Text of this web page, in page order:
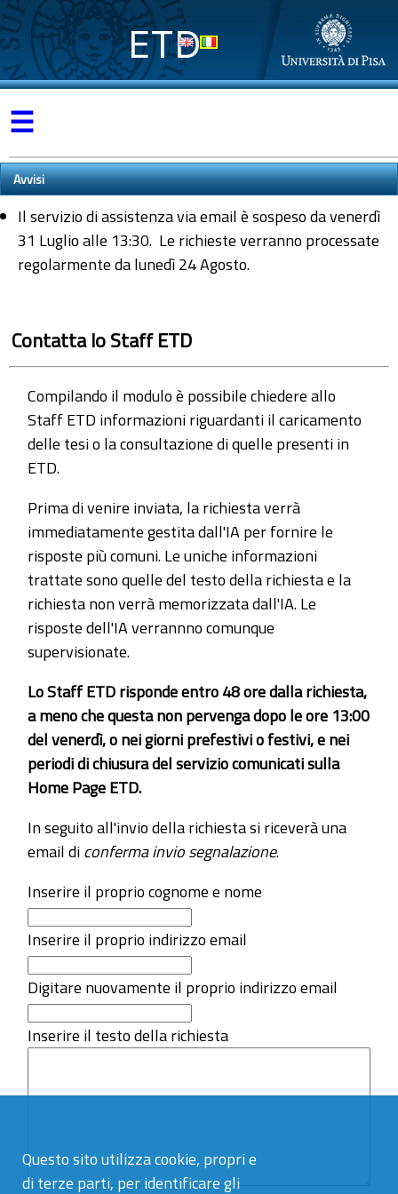
Questo sito utilizza cookie, propri e
di terze parti, per identificare gli
ETD
☰
Avvisi
Il servizio di assistenza via email è sospeso da venerdì
31 Luglio alle 13:30. Le richieste verranno processate
regolarmente da lunedì 24 Agosto.
Contatta lo Staff ETD
Compilando il modulo è possibile chiedere allo
Staff ETD informazioni riguardanti il caricamento
delle tesi o la consultazione di quelle presenti in
ETD.
Prima di venire inviata, la richiesta verrà
immediatamente gestita dall'IA per fornire le
risposte più comuni. Le uniche informazioni
trattate sono quelle del testo della richiesta e la
richiesta non verrà memorizzata dall'IA. Le
risposte dell'IA verrannno comunque
supervisionate.
Lo Staff ETD risponde entro 48 ore dalla richiesta,
a meno che questa non pervenga dopo le ore 13:00
del venerdì, o nei giorni prefestivi o festivi, e nei
periodi di chiusura del servizio comunicati sulla
Home Page ETD.
In seguito all'invio della richiesta si riceverà una
email diconferma invio segnalazione.
Inserire il proprio cognome e nome
Inserire il proprio indirizzo email
Digitare nuovamente il proprio indirizzo email
Inserire il testo della richiesta